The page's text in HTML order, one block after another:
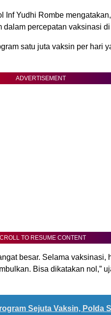
Inf Yudhi Rombe
dalam percepatan vaksinasi
satu juta vaksin per hari
ADVERTISEMENT
TO RESUME CONTENT
besar. Selama vaksinasi,
Bisa dikatakan nol,”
Sejuta Vaksin, Polda